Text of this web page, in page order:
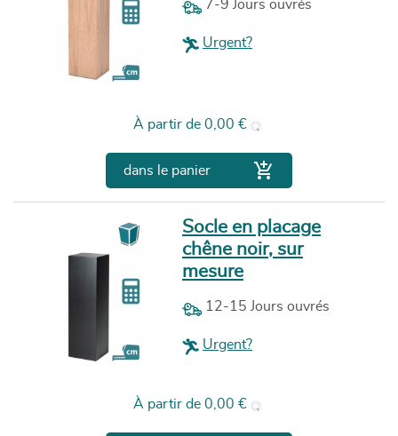
7-9 Jours ouvrés
Urgent?
À partir de Prix
0,00 €
dans le panier 
Socle en placage
chêne noir, sur
mesure
12-15 Jours ouvrés
Urgent?
À partir de Prix
0,00 €